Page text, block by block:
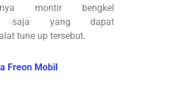
montir bengkel
saja yang dapat
tune up tersebut.
Freon Mobil